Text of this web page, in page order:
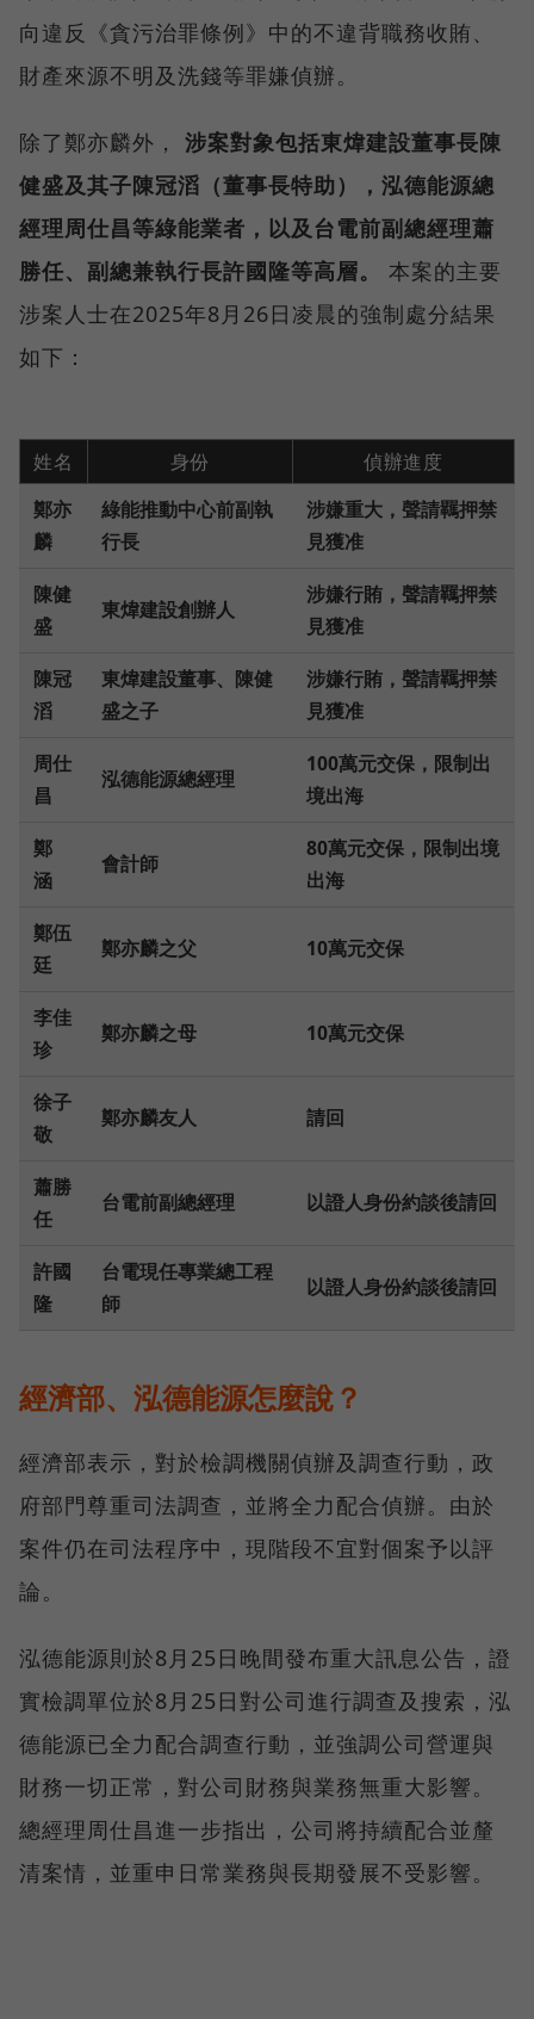
向違反《貪污治罪條例》中的不違背職務收賄、
財產來源不明及洗錢等罪嫌偵辦。
除了鄭亦麟外， 涉案對象包括東煒建設董事長陳
健盛及其子陳冠滔（董事長特助），泓德能源總
經理周仕昌等綠能業者，以及台電前副總經理蕭
勝任、副總兼執行長許國隆等高層。
本案的主要
涉案人士在2025年8月26日凌晨的強制處分結果
如下：
姓名 身份
偵辦進度
鄭亦
麟
綠能推動中心前副執
行長
涉嫌重大，聲請羈押禁
見獲准
陳健
盛
東煒建設創辦人
涉嫌行賄，聲請羈押禁
見獲准
陳冠
滔
東煒建設董事、陳健
盛之子
涉嫌行賄，聲請羈押禁
見獲准
周仕
昌
泓德能源總經理
100萬元交保，限制出
境出海
鄭
涵
會計師
80萬元交保，限制出境
出海
鄭伍
廷
鄭亦麟之父 10萬元交保
李佳
珍
鄭亦麟之母 10萬元交保
徐子
敬
鄭亦麟友人 請回
蕭勝
任
台電前副總經理 以證人身份約談後請回
許國
隆
台電現任專業總工程
師
以證人身份約談後請回
經濟部、泓德能源怎麼說？
經濟部表示，對於檢調機關偵辦及調查行動，政
府部門尊重司法調查，並將全力配合偵辦。由於
案件仍在司法程序中，現階段不宜對個案予以評
論。
泓德能源則於8月25日晚間發布重大訊息公告，證
實檢調單位於8月25日對公司進行調查及搜索，泓
德能源已全力配合調查行動，並強調公司營運與
財務一切正常，對公司財務與業務無重大影響。
總經理周仕昌進一步指出，公司將持續配合並釐
清案情，並重申日常業務與長期發展不受影響。